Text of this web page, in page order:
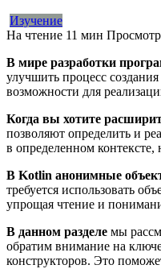
Изучение
На чтение 11 мин
В мире разработки
улучшить процесс
возможности для
Когда вы хотите
позволяют определить и
в определенном
В Kotlin анонимные
требуется использовать
упрощая чтение и
В данном разделе мы
обратим внимание на
конструкторов. Это